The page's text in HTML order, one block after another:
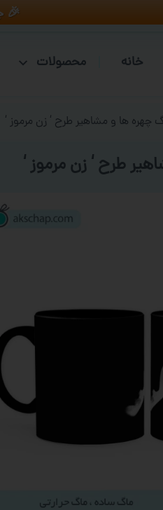
🎉
خانه محصولات
چهره ها و مشاهیر طرح ‘ زن مرموز ‘
طرح ‘ زن مرموز ‘